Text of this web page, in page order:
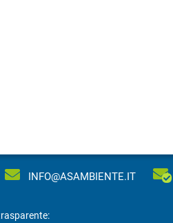
INFO@ASAMBIENTE.IT